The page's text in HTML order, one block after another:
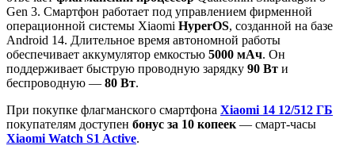
Gen 3. Cмартфон работает под управлением фирменной
операционной системы Xiaomi HyperOS, созданной на базе
Android 14. Длительное время автономной работы
обеспечивает аккумулятор емкостью 5000 мАч. Он
поддерживает быструю проводную зарядку 90 Вт и
беспроводную — 80 Вт.
При покупке флагманского смартфона Xiaomi 14 12/512 ГБ
покупателям доступен бонус за 10 копеек — смарт-часы
Xiaomi Watch S1 Active.